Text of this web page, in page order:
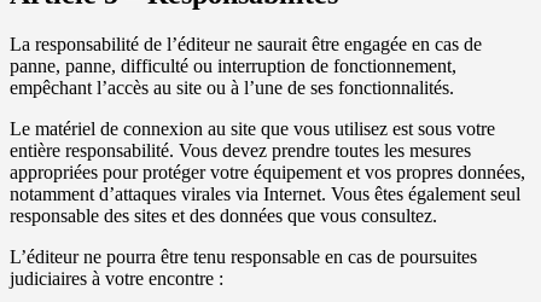
La responsabilité de l’éditeur ne saurait être engagée en cas de
panne, panne, difficulté ou interruption de fonctionnement,
empêchant l’accès au site ou à l’une de ses fonctionnalités.
Le matériel de connexion au site que vous utilisez est sous votre
entière responsabilité. Vous devez prendre toutes les mesures
appropriées pour protéger votre équipement et vos propres données,
notamment d’attaques virales via Internet. Vous êtes également seul
responsable des sites et des données que vous consultez.
L’éditeur ne pourra être tenu responsable en cas de poursuites
judiciaires à votre encontre :